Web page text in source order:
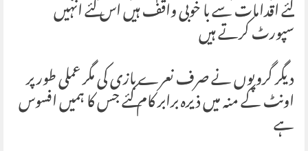
گئے اقدامات سے با خوبی واقف ہیں اس لئے انہیں
سپورٹ کرتے ہیں
دیگر گروپوں نے صرف نعرے بازی کی مگر عملی طور پر
اونٹ کے منہ میں ذیرہ برابر کام کئے جس کا ہمیں افسوس
ہے